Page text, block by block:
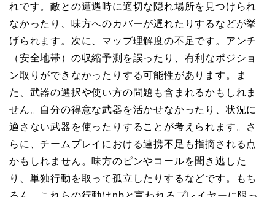
れです。敵との遭遇時に適切な隠れ場所を見つけられ
なかったり、味方へのカバーが遅れたりするなどが挙
げられます。次に、マップ理解度の不足です。アンチ
（安全地帯）の収縮予測を誤ったり、有利なポジショ
ン取りができなかったりする可能性があります。ま
た、武器の選択や使い方の問題も含まれるかもしれま
せん。自分の得意な武器を活かせなかったり、状況に
適さない武器を使ったりすることが考えられます。さ
らに、チームプレイにおける連携不足も指摘される点
かもしれません。味方のピンやコールを聞き逃した
り、単独行動を取って孤立したりするなどです。もち